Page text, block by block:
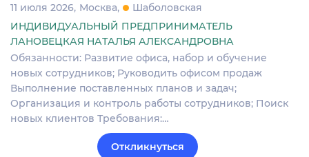
11 июля 2026 Москва
Шаболовская
ИНДИВИДУАЛЬНЫЙ ПРЕДПРИНИМАТЕЛЬ
ЛАНОВЕЦКАЯ НАТАЛЬЯ АЛЕКСАНДРОВНА
Обязанности: Развитие офиса, набор и обучение
новых сотрудников; Руководить офисом продаж
Выполнение поставленных планов и задач;
Организация и контроль работы сотрудников; Поиск
новых клиентов Требования:…
Откликнуться